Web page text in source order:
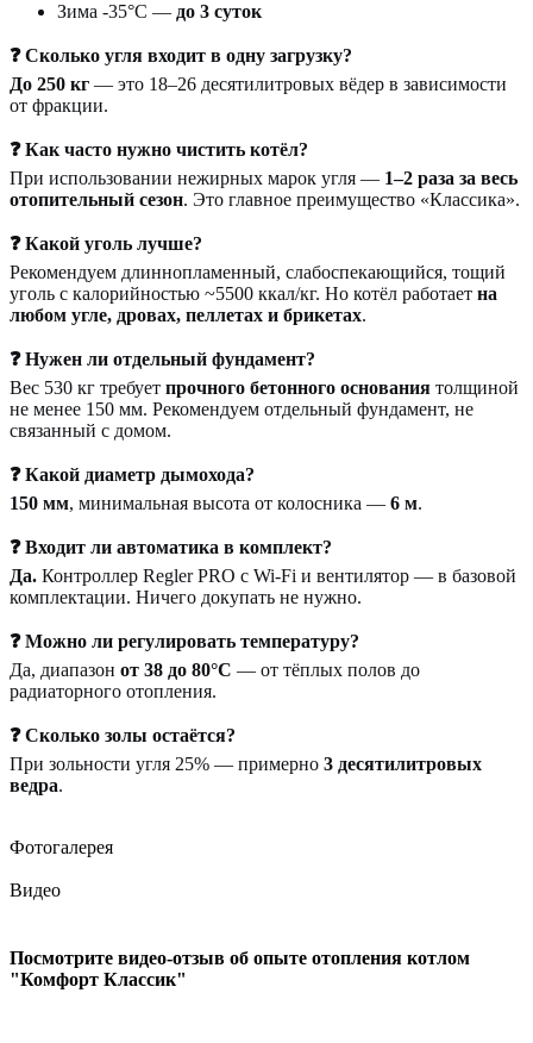
Зима -35°С — до 3 суток
❓ Сколько угля входит в одну загрузку?
До 250 кг — это 18–26 десятилитровых вёдер в зависимости
от фракции.
❓ Как часто нужно чистить котёл?
При использовании нежирных марок угля — 1–2 раза за весь
отопительный сезон. Это главное преимущество «Классика».
❓ Какой уголь лучше?
Рекомендуем длиннопламенный, слабоспекающийся, тощий
уголь с калорийностью ~5500 ккал/кг. Но котёл работает на
любом угле, дровах, пеллетах и брикетах.
❓ Нужен ли отдельный фундамент?
Вес 530 кг требует прочного бетонного основания толщиной
не менее 150 мм. Рекомендуем отдельный фундамент, не
связанный с домом.
❓ Какой диаметр дымохода?
150 мм, минимальная высота от колосника — 6 м.
❓ Входит ли автоматика в комплект?
Да. Контроллер Regler PRO с Wi-Fi и вентилятор — в базовой
комплектации. Ничего докупать не нужно.
❓ Можно ли регулировать температуру?
Да, диапазон от 38 до 80°С — от тёплых полов до
радиаторного отопления.
❓ Сколько золы остаётся?
При зольности угля 25% — примерно 3 десятилитровых
ведра.
Фотогалерея
Видео
Посмотрите видео-отзыв об опыте отопления котлом
"Комфорт Классик"